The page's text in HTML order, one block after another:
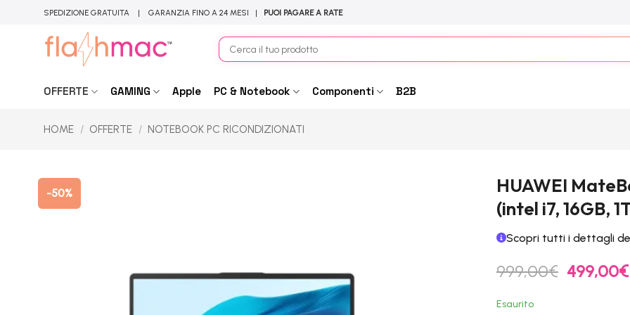
SPEDIZIONE GRATUITA | GARANZIA FINO A 24 MESI | PUOI PAGARE A RATE
Cerca:
OFFERTE GAMING Apple PC & Notebook Componenti B2B
HOME / OFFERTE / NOTEBOOK PC RICONDIZIONATI
-50%
HUAWEI
(intel i7, 16GB,
Scopri tutti i dettagli
999,00€ Il
prezzo
499,00€Il
Esaurito